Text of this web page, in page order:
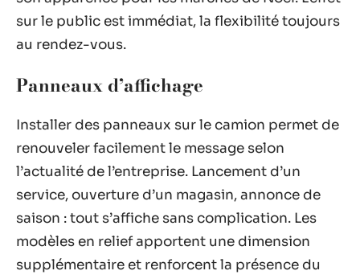
sur le public est immédiat, la flexibilité toujours
au rendez-vous.
Panneaux d’affichage
Installer des panneaux sur le camion permet de
renouveler facilement le message selon
l’actualité de l’entreprise. Lancement d’un
service, ouverture d’un magasin, annonce de
saison : tout s’affiche sans complication. Les
modèles en relief apportent une dimension
supplémentaire et renforcent la présence du